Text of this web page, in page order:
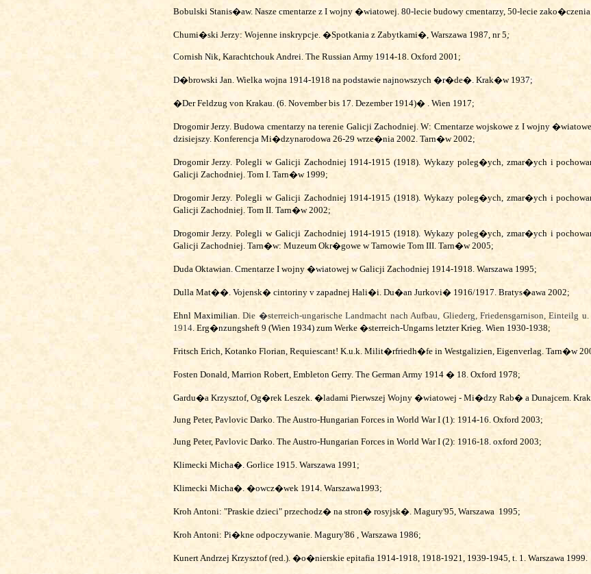
Bobulski Stanis�aw. Nasze cmentarze z I wojny �wiatowej. 80-lecie budowy cmentarzy, 50-lecie
Chumi�ski Jerzy: Wojenne inskrypcje. �Spotkania z Zabytkami�, Warszawa 1987, nr 5;
Cornish Nik, Karachtchouk Andrei. The Russian Army 1914-18. Oxford 2001;
D�browski Jan. Wielka wojna 1914-1918 na podstawie najnowszych �r�de�. Krak�w 1937;
�Der Feldzug von Krakau. (6. November bis 17. Dezember 1914)� . Wien 1917;
Drogomir Jerzy.Budowa cmentarzy na terenie Galicji Zachodniej. W: Cmentarze wojskowe z I wojny
dzisiejszy. Konferencja Mi�dzynarodowa 26-29 wrze�nia 2002. Tarn�w 2002;
Drogomir Jerzy. Polegli w Galicji Zachodniej 1914-1915 (1918). Wykazy poleg�ych, zmar�ych i
Galicji Zachodniej. Tom I. Tarn�w 1999;
Drogomir Jerzy.Polegli w Galicji Zachodniej 1914-1915 (1918). Wykazy poleg�ych, zmar�ych i
Galicji Zachodniej. Tom II. Tarn�w 2002;
Drogomir Jerzy. Polegli w Galicji Zachodniej 1914-1915 (1918). Wykazy poleg�ych, zmar�ych i
Galicji Zachodniej. Tarn�w: Muzeum Okr�gowe w Tarnowie Tom III. Tarn�w 2005;
Duda Oktawian. Cmentarze I wojny �wiatowej w Galicji Zachodniej 1914-1918. Warszawa 1995;
Dulla Mat��. Vojensk� cintoriny v zapadnej Hali�i. Du�an Jurkovi� 1916/1917. Bratys�awa 2002;
Ehnl Maximilian.Die �sterreich-ungarische Landmacht nach Aufbau, Gliederg, Friedensgarnison, Einteilg
1914. Erg�nzungsheft 9 (Wien 1934) zum Werke �sterreich-Ungarns letzter Krieg. Wien 1930-1938;
Fritsch Erich, Kotanko Florian, Requiescant! K.u.k. Milit�rfriedh�fe in Westgalizien, Eigenverlag. Tarn�w
Fosten Donald, Marrion Robert, Embleton Gerry. The German Army 1914 � 18. Oxford 1978;
Gardu�a Krzysztof, Og�rek Leszek. �ladami Pierwszej Wojny �wiatowej - Mi�dzy Rab� a Dunajcem.
Jung Peter,Pavlovic Darko. The Austro-Hungarian Forces in World War I (1): 1914-16. Oxford 2003;
Jung Peter, Pavlovic Darko. The Austro-Hungarian Forces in World War I (2): 1916-18. oxford 2003;
Klimecki Micha�. Gorlice 1915. Warszawa 1991;
Klimecki Micha�. �owcz�wek 1914. Warszawa1993;
Kroh Antoni: "Praskie dzieci" przechodz� na stron� rosyjsk�. Magury'95, Warszawa 1995;
Kroh Antoni: Pi�kne odpoczywanie. Magury'86 , Warszawa 1986;
Kunert Andrzej Krzysztof (red.). �o�nierskie epitafia 1914-1918, 1918-1921, 1939-1945, t. 1. Warszawa 1999.